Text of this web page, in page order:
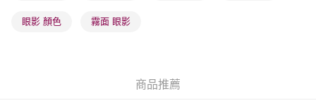
(澳門門市) 只顯示可選門市。確認發貨後2-5個工作天到店，3天內
澳門地區配送 - 確認發貨後1-4個工作天送達
眼影 顏色 霧面 眼影
商品推薦